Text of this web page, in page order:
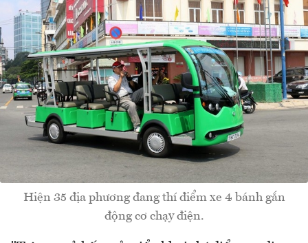
Hiện 35 địa phương đang thí điểm xe 4 bánh gắn
động cơ chạy điện.